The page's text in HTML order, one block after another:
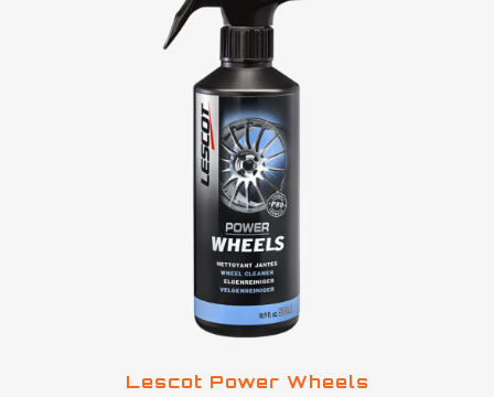
Lescot Power Wheels